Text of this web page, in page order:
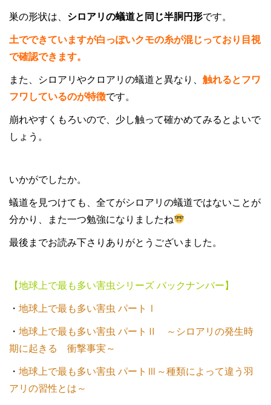
巣の形状は、 シロアリの蟻道と同じ半胴円形です。
土でできていますが白っぽいクモの糸が混じっており目視
で確認できます。
また、シロアリやクロアリの蟻道と異なり、 触れるとフワ
フワしているのが特徴です。
崩れやすくもろいので、少し触って確かめてみるとよいで
しょう。
いかがでしたか。
蟻道を見つけても、全てがシロアリの蟻道ではないことが
分かり、また一つ勉強になりましたね
最後までお読み下さりありがとうございました。
【地球上で最も多い害虫シリーズ バックナンバー】
・ 地球上で最も多い害虫 パートⅠ
・ 地球上で最も多い害虫 パートⅡ ～シロアリの発生時
期に起きる 衝撃事実～
・ 地球上で最も多い害虫 パートⅢ～種類によって違う羽
アリの習性とは～